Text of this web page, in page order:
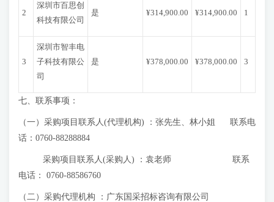
2
深圳市百思创
科技有限公司
是 ¥314,900.00 ¥314,900.00 1
3
深圳市智丰电
子科技有限公
司
是 ¥378,000.00 ¥378,000.00 3
七、联系事项：
（一）采购项目联系人(代理机构) ：张先生、林小姐 联系电
话：0760-88288884
采购项目联系人(采购人) ：袁老师 联系
电话： 0760-88586760
（二）采购代理机构 ：广东国采招标咨询有限公司